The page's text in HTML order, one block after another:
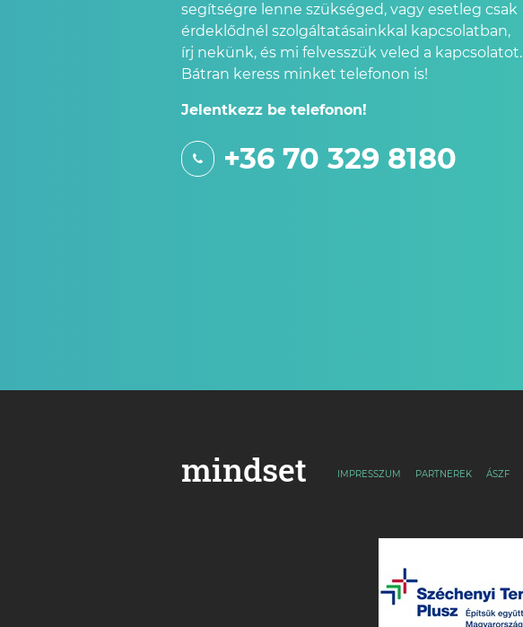
segítségre lenne szükséged, vagy esetleg csak
érdeklődnél szolgáltatásainkkal kapcsolatban,
írj nekünk, és mi felvesszük veled a kapcsolatot.
Bátran keress minket telefonon is!
Jelentkezz be telefonon!
+36 70 329 8180
mindset IMPRESSZUM PARTNEREK ÁSZF